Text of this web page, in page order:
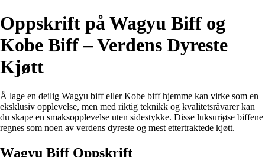
Oppskrift på Wagyu Biff og
Kobe Biff – Verdens Dyreste
Kjøtt
Å lage en deilig Wagyu biff eller Kobe biff hjemme kan virke som en
eksklusiv opplevelse, men med riktig teknikk og kvalitetsråvarer kan
du skape en smaksopplevelse uten sidestykke. Disse luksuriøse biffene
regnes som noen av verdens dyreste og mest ettertraktede kjøtt.
Wagyu Biff Oppskrift